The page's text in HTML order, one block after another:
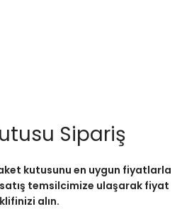
Sipariş
kutusunu en uygun fiyatlarla
temsilcimize ulaşarak fiyat
alın.